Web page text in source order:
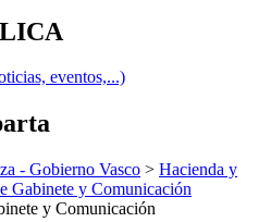
eventos,...)
- Gobierno Vasco > Hacienda y
Gabinete y Comunicación
y Comunicación